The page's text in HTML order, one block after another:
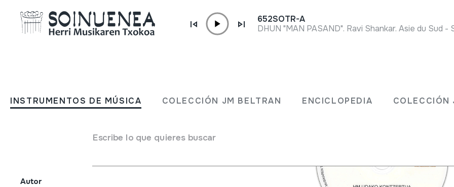
INSTRUMENTOS DE MÚSICA COLECCIÓN JM BELTRAN ENCICLOPEDIA COLECCIÓN
Escribe lo que quieres buscar
652SOTR-A
HM Udako kontzertua; 2010-07-
Txokoa; Gorka Zabaleta eta Eider
Autor